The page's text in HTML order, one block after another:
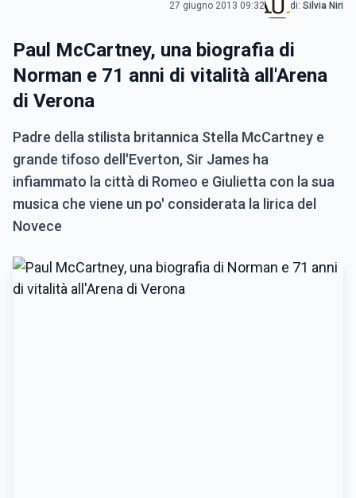
27 giugno 2013 09:32 di: Silvia Niri
Paul McCartney, una biografia di
Norman e 71 anni di vitalità all'Arena
di Verona
Padre della stilista britannica Stella McCartney e
grande tifoso dell'Everton, Sir James ha
infiammato la città di Romeo e Giulietta con la sua
musica che viene un po' considerata la lirica del
Novece